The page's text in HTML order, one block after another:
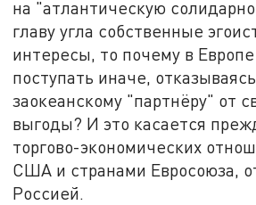
на "атлантическую
главу угла собственные
интересы, то почему в
поступать иначе,
заокеанскому "партнёру" от
выгоды? И это касается
торгово-экономических
США и странами Евросоюза,
Россией.